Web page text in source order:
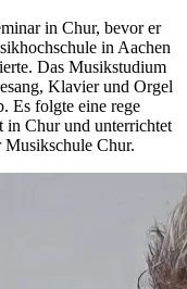
in Chur, bevor er
in Aachen
Das Musikstudium
Klavier und Orgel
Es folgte eine rege
in Chur und unterrichtet
Chur.